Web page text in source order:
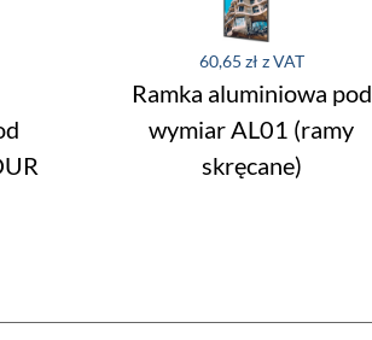
Ramka aluminiowa pod
wymiar AL01 (ramy
skręcane)
60,65 zł